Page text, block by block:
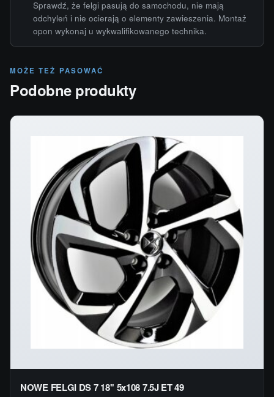
Sprawdź, że felgi pasują do samochodu, nie mają
odchyleń i nie ocierają o elementy zawieszenia. Montaż
opon wykonaj u wykwalifikowanego technika.
MOŻE TEŻ PASOWAĆ
Podobne produkty
NOWE FELGI DS 7 18'' 5x108 7.5J ET 49